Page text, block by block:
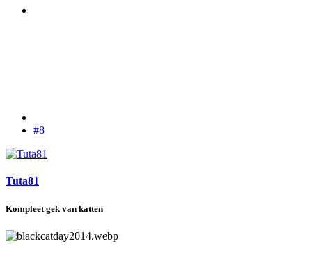
#8
Tuta81
Kompleet gek van katten